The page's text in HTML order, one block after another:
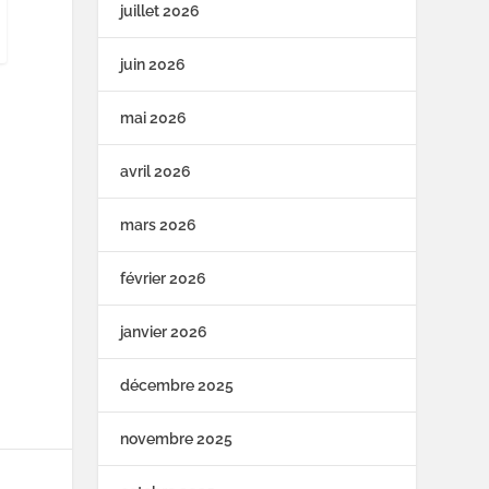
juillet 2026
juin 2026
mai 2026
avril 2026
mars 2026
février 2026
janvier 2026
décembre 2025
novembre 2025